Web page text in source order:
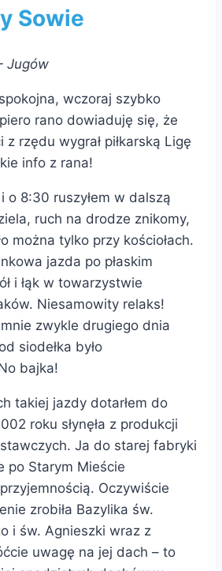
Sowie
Jugów
wczoraj szybko
rano dowiaduję się, że
z rzędu wygrał piłkarską Ligę
info z rana!
o 8:30 ruszyłem w dalszą
ruch na drodze znikomy,
można tylko przy kościołach.
jazda po płaskim
i łąk w towarzystwie
Niesamowity relaks!
zwykle drugiego dnia
siodełka było
bajka!
takiej jazdy dotarłem do
roku słynęła z produkcji
Ja do starej fabryki
po Starym Mieście
Oczywiście
zrobiła Bazylika św.
i św. Agnieszki wraz z
uwagę na jej dach – to